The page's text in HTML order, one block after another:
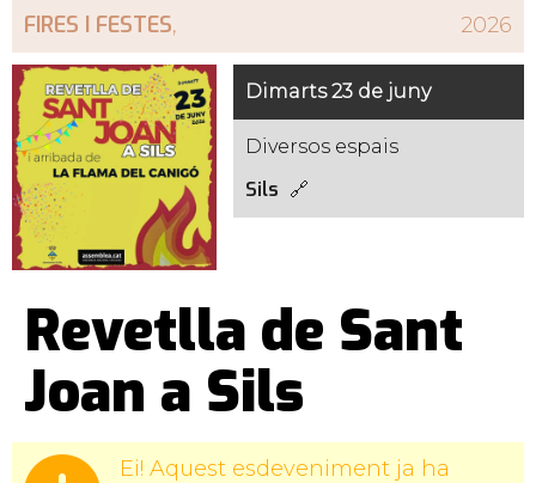
FIRES I FESTES, 2026
Dimarts 23 de juny
Diversos espais
Sils
Revetlla de Sant
Joan a Sils
Ei! Aquest esdeveniment ja ha